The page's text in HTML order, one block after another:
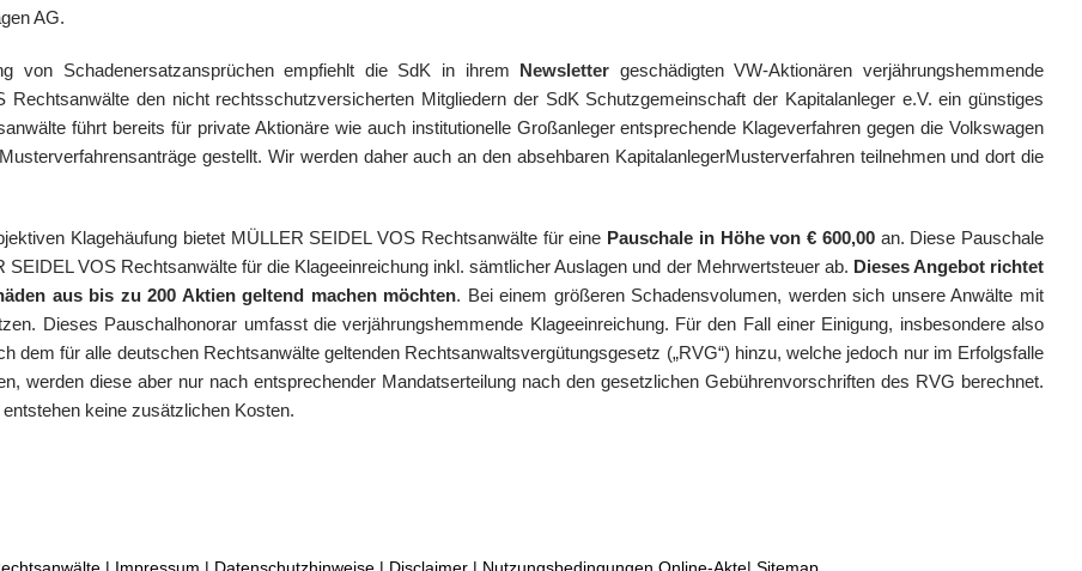
AG.
von Schadenersatzansprüchen empfiehlt die SdK in ihrem Newsletter geschädigten VW-Aktionären verjährungshemmende
den nicht rechtsschutzversicherten Mitgliedern der SdK Schutzgemeinschaft der Kapitalanleger e.V. ein günstiges
führt bereits für private Aktionäre wie auch institutionelle Großanleger entsprechende Klageverfahren gegen die Volkswagen
gestellt. Wir werden daher auch an den absehbaren KapitalanlegerMusterverfahren teilnehmen und dort die
Klagehäufung bietet MÜLLER SEIDEL VOS Rechtsanwälte für eine Pauschale in Höhe von € 600,00an. Diese Pauschale
VOS Rechtsanwälte für die Klageeinreichung inkl. sämtlicher Auslagen und der Mehrwertsteuer ab. Dieses Angebot richtet
aus bis zu 200 Aktien geltend machen möchten. Bei einem größeren Schadensvolumen, werden sich unsere Anwälte mit
Dieses Pauschalhonorar umfasst die verjährungshemmende Klageeinreichung. Für den Fall einer Einigung, insbesondere also
dem für alle deutschen Rechtsanwälte geltenden Rechtsanwaltsvergütungsgesetz („RVG“) hinzu, welche jedoch nur im Erfolgsfalle
werden diese aber nur nach entsprechender Mandatserteilung nach den gesetzlichen Gebührenvorschriften des RVG berechnet.
keine zusätzlichen Kosten.